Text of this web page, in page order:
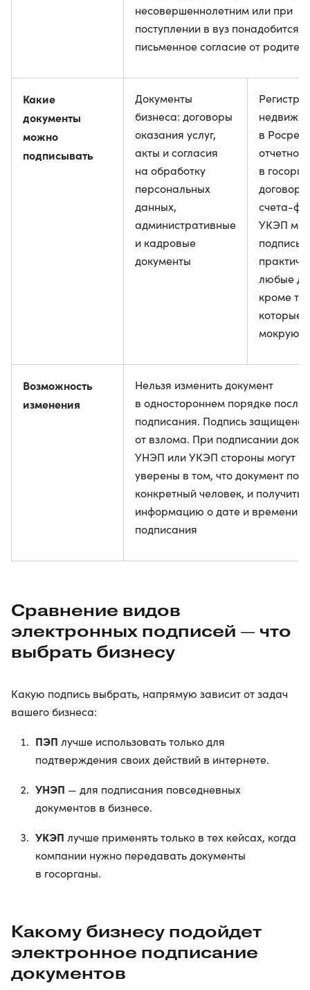
несовершеннолетним или при
поступлении в вуз понадобится
письменное согласие от
Какие
документы
можно
подписывать
Документы
бизнеса: договоры
оказания услуг,
акты и согласия
на обработку
персональных
данных,
административные
и кадровые
документы
в
в
договор
счета-
УКЭП
любые
кроме
которые
мокрую
Возможность
изменения
Нельзя изменить документ
в одностороннем порядке после
подписания. Подпись защищена
от взлома. При подписании
УНЭП или УКЭП стороны могут
уверены в том, что документ
конкретный человек, и получить
информацию о дате и времени
подписания
Сравнение видов
электронных подписей — что
выбрать бизнесу
Какую подпись выбрать, напрямую зависит от задач
вашего бизнеса:
ПЭП лучше использовать только для
подтверждения своих действий в интернете.
УНЭП — для подписания повседневных
документов в бизнесе.
УКЭП лучше применять только в тех кейсах, когда
компании нужно передавать документы
в госорганы.
Какому бизнесу подойдет
электронное подписание
документов